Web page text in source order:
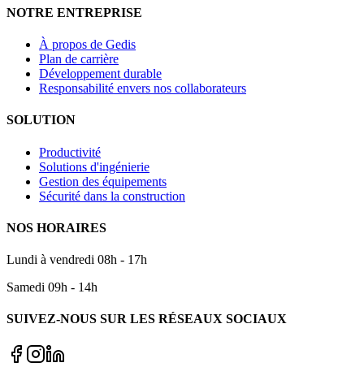
NOTRE ENTREPRISE
À propos de Gedis
Plan de carrière
Développement durable
Responsabilité envers nos collaborateurs
SOLUTION
Productivité
Solutions d'ingénierie
Gestion des équipements
Sécurité dans la construction
NOS HORAIRES
Lundi à vendredi 08h - 17h
Samedi 09h - 14h
SUIVEZ-NOUS SUR LES RÉSEAUX SOCIAUX